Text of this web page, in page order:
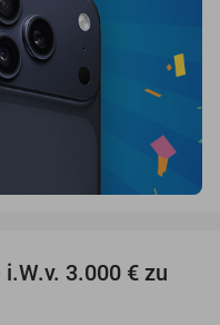
3.000 € zu